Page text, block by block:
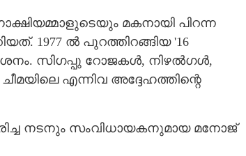
മകനായി പിറന്ന
1977 ൽ പുറത്തിറങ്ങിയ '16
സിഗപ്പു റോജകൾ, നിഴൽഗൾ,
എന്നിവ അദ്ദേഹത്തിന്റെ
നടനും സംവിധായകനുമായ മനോജ്